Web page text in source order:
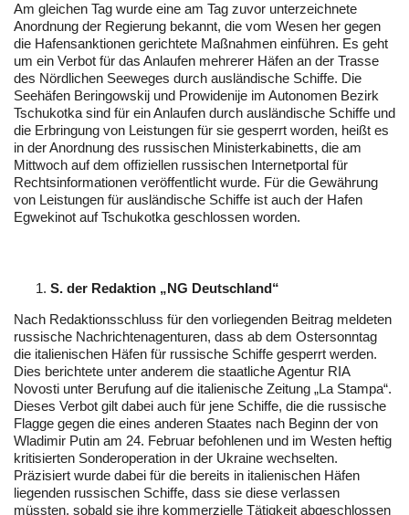
Am gleichen Tag wurde eine am Tag zuvor unterzeichnete
Anordnung der Regierung bekannt, die vom Wesen her gegen
die Hafensanktionen gerichtete Maßnahmen einführen. Es geht
um ein Verbot für das Anlaufen mehrerer Häfen an der Trasse
des Nördlichen Seeweges durch ausländische Schiffe. Die
Seehäfen Beringowskij und Prowidenije im Autonomen Bezirk
Tschukotka sind für ein Anlaufen durch ausländische Schiffe und
die Erbringung von Leistungen für sie gesperrt worden, heißt es
in der Anordnung des russischen Ministerkabinetts, die am
Mittwoch auf dem offiziellen russischen Internetportal für
Rechtsinformationen veröffentlicht wurde. Für die Gewährung
von Leistungen für ausländische Schiffe ist auch der Hafen
Egwekinot auf Tschukotka geschlossen worden.
S. der Redaktion „NG Deutschland“
Nach Redaktionsschluss für den vorliegenden Beitrag meldeten
russische Nachrichtenagenturen, dass ab dem Ostersonntag
die italienischen Häfen für russische Schiffe gesperrt werden.
Dies berichtete unter anderem die staatliche Agentur RIA
Novosti unter Berufung auf die italienische Zeitung „La Stampa“.
Dieses Verbot gilt dabei auch für jene Schiffe, die die russische
Flagge gegen die eines anderen Staates nach Beginn der von
Wladimir Putin am 24. Februar befohlenen und im Westen heftig
kritisierten Sonderoperation in der Ukraine wechselten.
Präzisiert wurde dabei für die bereits in italienischen Häfen
liegenden russischen Schiffe, dass sie diese verlassen
müssten, sobald sie ihre kommerzielle Tätigkeit abgeschlossen